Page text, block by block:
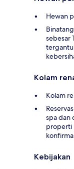
Hewan
sebesar
Kolam
Kolam
spa dan
properti
Kebijakan